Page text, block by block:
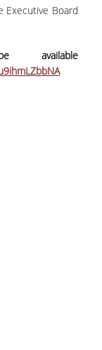
ΔΗΛΩΣΕΙΣ
ΚΑΙ
Board
available